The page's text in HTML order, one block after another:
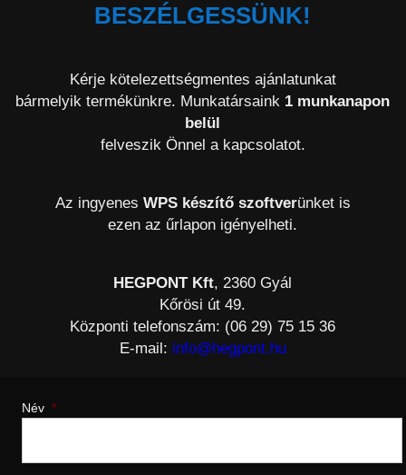
BESZÉLGESSÜNK!
Kérje kötelezettségmentes ajánlatunkat
bármelyik termékünkre. Munkatársaink 1 munkanapon
belül
felveszik Önnel a kapcsolatot.
Az ingyenes WPS készítő szoftverünket is
ezen az űrlapon igényelheti.
HEGPONT Kft, 2360 Gyál
Kőrösi út 49.
Központi telefonszám: (06 29) 75 15 36
E-mail: info@hegpont.hu
Név *